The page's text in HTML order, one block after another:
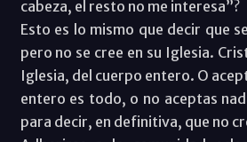
cabeza, el resto no me interesa”?
Esto es lo mismo que decir que
pero no se cree en su Iglesia.
Iglesia, del cuerpo entero. O
entero es todo, o no aceptas
para decir, en definitiva, que no